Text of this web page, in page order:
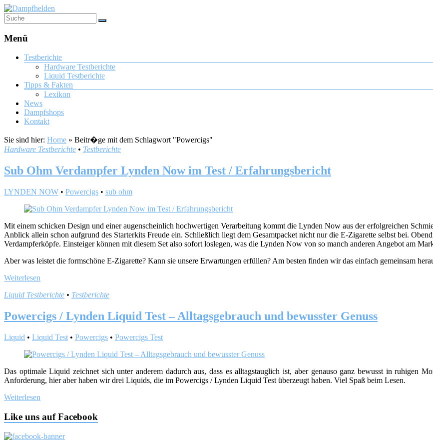
Menü
Testberichte
Hardware Testberichte
Liquid Testberichte
Tipps & Fakten
Lexikon
News
Dampfshops
Kontakt
Sie sind hier: Home » Beitr�ge mit dem Schlagwort "Powercigs"
Hardware Testberichte • Testberichte
Sub Ohm Verdampfer Lynden Now im Test / Erfahrungsbericht
LYNDEN NOW • Powercigs • sub ohm
Mit einem schicken Design und einer augenscheinlich hochwertigen Verarbeitung kommt die Lynden Now aus der erfolgreichen
Anblick allein schon aufgrund des Starterkits Freude ein. Schließlich liegt dem Gesamtpacket nicht nur die E-Zigarette selbst bei.
Verdampferköpfe. Einsteiger können mit diesem Set also sofort loslegen, was die Lynden Now von so manch anderen Angebot am
Aber was leistet die formschöne E-Zigarette? Kann sie unsere Erwartungen erfüllen? Am besten finden wir das einfach gemeinsam
Weiterlesen
Liquid Testberichte • Testberichte
Powercigs / Lynden Liquid Test – Alltagsgebrauch und bewusster Genuss
Liquid • Liquid Test • Powercigs • Powercigs Test
Das optimale Liquid zeichnet sich unter anderem dadurch aus, dass es alltagstauglich ist, aber genauso ganz bewusst in ruhigen
Anforderung, hier aber haben wir drei Liquids, die im Powercigs / Lynden Liquid Test überzeugt haben. Viel Spaß beim Lesen.
Weiterlesen
Like uns auf Facebook